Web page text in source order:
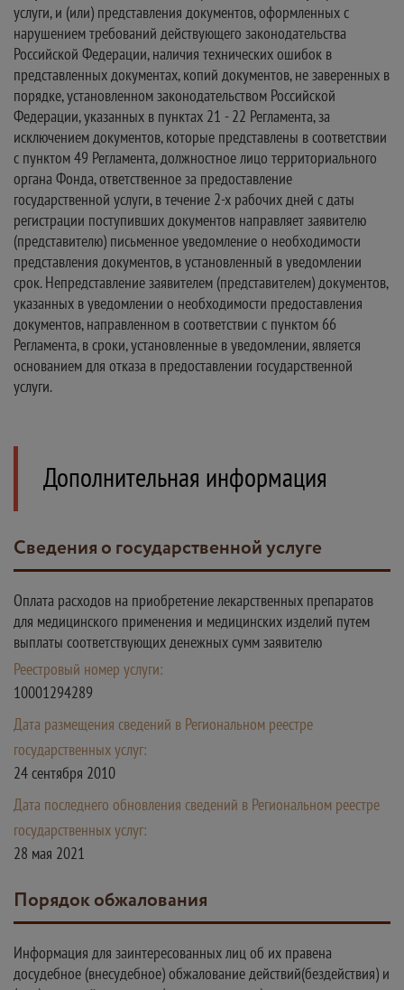
услуги, и (или) представления документов, оформленных с
нарушением требований действующего законодательства
Российской Федерации, наличия технических ошибок в
представленных документах, копий документов, не заверенных в
порядке, установленном законодательством Российской
Федерации, указанных в пунктах 21 - 22 Регламента, за
исключением документов, которые представлены в соответствии
с пунктом 49 Регламента, должностное лицо территориального
органа Фонда, ответственное за предоставление
государственной услуги, в течение 2-х рабочих дней с даты
регистрации поступивших документов направляет заявителю
(представителю) письменное уведомление о необходимости
представления документов, в установленный в уведомлении
срок. Непредставление заявителем (представителем) документов,
указанных в уведомлении о необходимости предоставления
документов, направленном в соответствии с пунктом 66
Регламента, в сроки, установленные в уведомлении, является
основанием для отказа в предоставлении государственной
услуги.
Дополнительная информация
Сведения о государственной услуге
Оплата расходов на приобретение лекарственных препаратов
для медицинского применения и медицинских изделий путем
выплаты соответствующих денежных сумм заявителю
Реестровый номер услуги:
10001294289
Дата размещения сведений в Региональном реестре
государственных услуг:
24 сентября 2010
Дата последнего обновления сведений в Региональном реестре
государственных услуг:
28 мая 2021
Порядок обжалования
Информация для заинтересованных лиц об их правена
досудебное (внесудебное) обжалование действий(бездействия) и